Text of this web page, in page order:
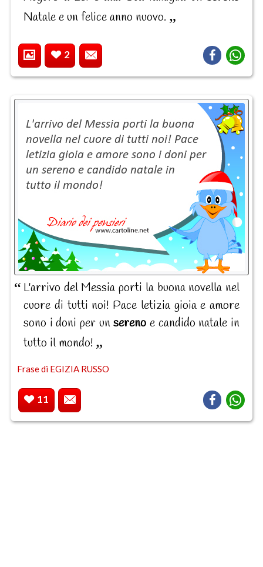
Natale e un felice anno nuovo.
2
L'arrivo del Messia porti la buona novella nel
cuore di tutti noi! Pace letizia gioia e amore
sono i doni per unsereno e candido natale in
tutto il mondo!
Frase di EGIZIA RUSSO
11